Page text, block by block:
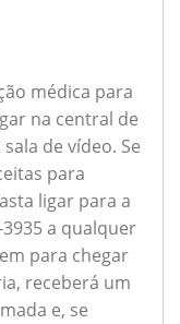
médica para
na central de
de vídeo. Se
para
ligar para a
a qualquer
para chegar
receberá um
e, se